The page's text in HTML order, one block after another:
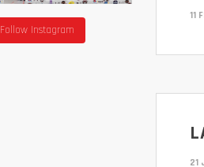
11
21
Follow Instagram